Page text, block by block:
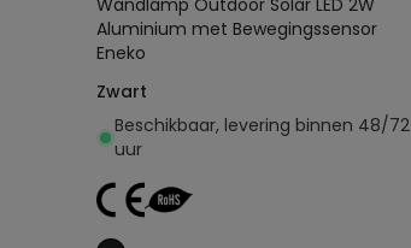
Wandlamp Outdoor Solar LED 2W
Aluminium met Bewegingssensor
Eneko
Zwart
Beschikbaar, levering binnen 48/72
uur